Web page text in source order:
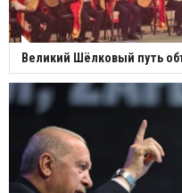
Великий Шёлковый путь